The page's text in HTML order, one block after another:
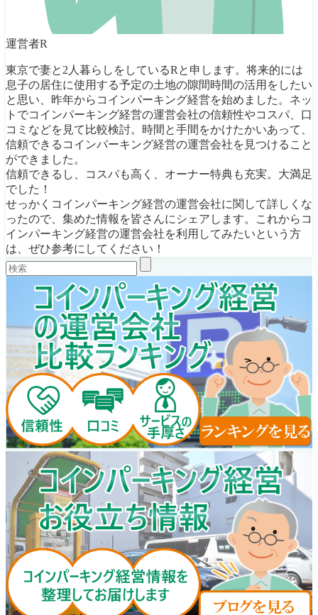
運営者R
東京で妻と2人暮らしをしているRと申します。将来的には
息子の居住に使用する予定の土地の隙間時間の活用をしたい
と思い、昨年からコインパーキング経営を始めました。ネッ
トでコインパーキング経営の運営会社の信頼性やコスパ、口
コミなどを見て比較検討。時間と手間をかけたかいあって、
信頼できるコインパーキング経営の運営会社を見つけること
ができました。
信頼できるし、コスパも高く、オーナー特典も充実。大満足
でした！
せっかくコインパーキング経営の運営会社に関して詳しくな
ったので、集めた情報を皆さんにシェアします。これからコ
インパーキング経営の運営会社を利用してみたいという方
は、ぜひ参考にしてください！